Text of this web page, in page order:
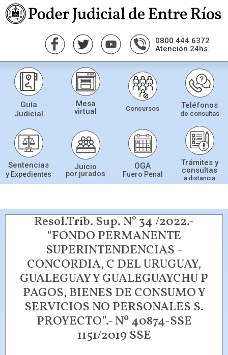
0800 444 6372
Atención 24hs.
Guía
Judicial
Mesa
virtual
Concursos Teléfonos
de consultas
Sentencias
y Expedientes
Juicio
por jurados
OGA
Fuero Penal
Trámites y
consultas
a distancia
Resol.Trib. Sup. N° 34 /2022.-
“FONDO PERMANENTE
SUPERINTENDENCIAS -
CONCORDIA, C DEL URUGUAY,
GUALEGUAY Y GUALEGUAYCHU P
PAGOS, BIENES DE CONSUMO Y
SERVICIOS NO PERSONALES S.
PROYECTO”.- Nº 40874-SSE
1151/2019 SSE